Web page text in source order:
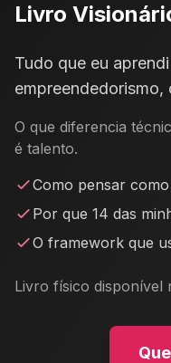
Livro
Tudo que eu
empreendedorismo,
O que diferencia
é talento.
Como pensar
Por que 14 das
O framework que
Livro físico disponível